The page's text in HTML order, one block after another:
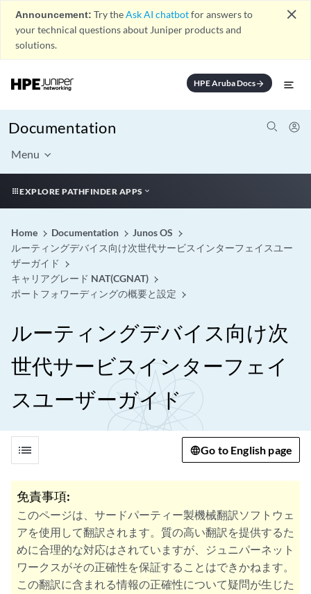
Announcement: Try theAsk AI chatbotfor answers to
your technical questions about Juniper products and
solutions.
close
HPE Aruba Docsarrow_forward
Documentation
Menu
EXPLORE PATHFINDER APPS
Home Documentation
Junos OS
ルーティングデバイス向け次世代サービスインターフェイスユー
ザーガイド
キャリアグレード NAT(CGNAT)
ポートフォワーディングの概要と設定
ルーティングデバイス向け次
世代サービスインターフェイ
スユーザーガイド
list Go to English page
免責事項:
このページは、サードパーティー製機械翻訳ソフトウェ
アを使用して翻訳されます。質の高い翻訳を提供するた
めに合理的な対応はされていますが、ジュニパーネット
ワークスがその正確性を保証することはできかねます。
この翻訳に含まれる情報の正確性について疑問が生じた